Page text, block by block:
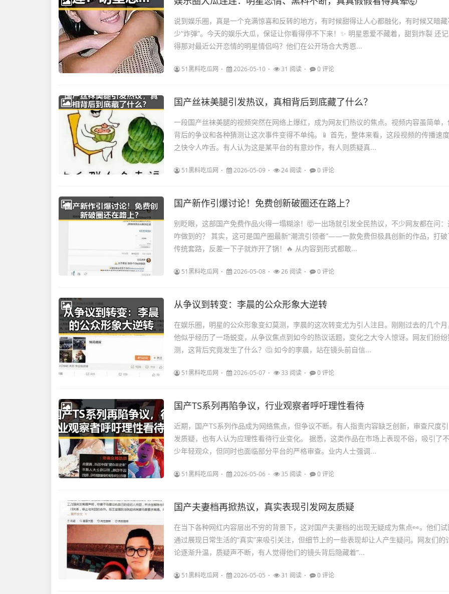
说到娱乐圈，真是一个充满惊喜和反转的地方，有时候甜得让人心都融化，有时候又暗藏
少“炸弹”。今天的娱乐大瓜，保证让你看得停不下来！✨ 明星恩爱不藏着，甜到炸裂 还记
得那对最近公开恋情的明星情侣吗？他们在公开场合大秀恩...
51黑料吃瓜网 2026-05-10 31 阅读 0 评论
国产丝袜美腿引发热议，真相背后到底藏了什么？
一段国产丝袜美腿的视频突然在网络上爆红，成为网友们热议的焦点。视频内容虽简单，
背后的争议和各种猜测让这次事件变得不单纯。📱 首先，整体来看，这段视频的传播速度
之快令人咋舌。有人认为这是某平台的有意炒作，有人则质疑真...
51黑料吃瓜网 2026-05-09 24 阅读 0 评论
国产新作引爆讨论！免费创新破圈还在路上？
别眨眼，这部国产免费作品火得一塌糊涂！🤯一出场就引发全民热议，不少网友都在问
咋做到的？ 其实，这可是国产圈最新“潮流引领者”——一款免费但极具创新的作品，打破
传统套路，反差一下子就炸开了锅！🔥 从内容到形式都敢...
51黑料吃瓜网 2026-05-08 26 阅读 0 评论
从争议到转变：李晨的公众形象大逆转
在娱乐圈，明星的公众形象变幻莫测，李晨的这次转变尤为引人注目。刚刚过去的几个月
他似乎经历了一场蜕变，从争议焦点到如今的热议话题，变化之大令人惊讶。网友们纷纷
测，这背后究竟发生了什么？🤔 如今的李晨，站在镜头前自信...
51黑料吃瓜网 2026-05-07 33 阅读 0 评论
国产TS系列再陷争议，行业观察者呼吁理性看待
近期，国产TS系列作品成为网络焦点，但争议不断。有人指责内容缺乏创新，审查尺度引
发质疑，也有人认为应理性看待行业变化。 据悉，这类作品在市场上表现不俗，吸引了不
少年轻观众，但同时也面临部分平台的严格审查。业内人士强调...
51黑料吃瓜网 2026-05-06 35 阅读 0 评论
国产夫妻档再掀热议，真实表现引发网友质疑
在当下各种网红内容层出不穷的背景下，这对国产夫妻档的出现无疑成为焦点👀。他们试
通过展现日常生活的“真实”来吸引关注，但细节上的一些表现却让人产生疑问。网友们的
论逐渐升温，质疑声不断，有人觉得他们的镜头背后隐藏着“...
51黑料吃瓜网 2026-05-05 31 阅读 0 评论